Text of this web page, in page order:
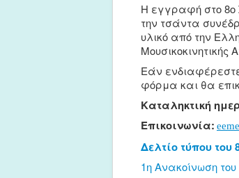
Η εγγραφή στο 8ο
την τσάντα
υλικό από την
Μουσικoκινητικής
Εάν
φόρμα και θα
Καταληκτική
Επικοινωνία:
Δελτίο τύπου του
1η Ανακοίνωση